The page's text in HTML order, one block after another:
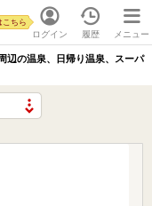
ログイン
こちら
履歴 メニュー
辺の温泉、日帰り温泉、スーパ